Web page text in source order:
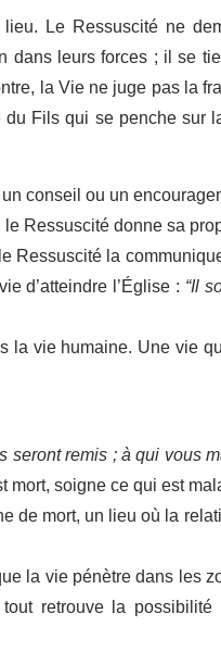
Le Ressuscité ne
dans leurs forces ; il se
la Vie ne juge pas la
Fils qui se penche sur
conseil ou un
Ressuscité donne sa
Ressuscité la
d’atteindre l’Église : “Il
la vie humaine. Une vie
seront remis ; à qui vous
soigne ce qui est
de mort, un lieu où la
la vie pénètre dans les
retrouve la possibilité